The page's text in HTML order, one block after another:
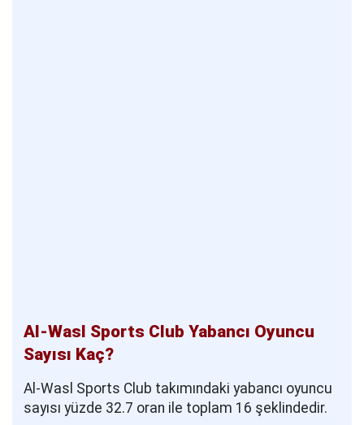
Al-Wasl Sports Club Yabancı Oyuncu
Sayısı Kaç?
Al-Wasl Sports Club takımındaki yabancı oyuncu
sayısı yüzde 32.7 oran ile toplam 16 şeklindedir.